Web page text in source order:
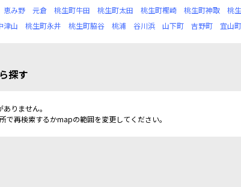
恵み野 元倉 桃生町牛田 桃生町太田 桃生町樫崎 桃生町神取 桃
津山
桃生町永井 桃生町脇谷 桃浦 谷川浜 山下町 吉野町 宜山町
探す
りません。
で再検索するかmapの範囲を変更してください。